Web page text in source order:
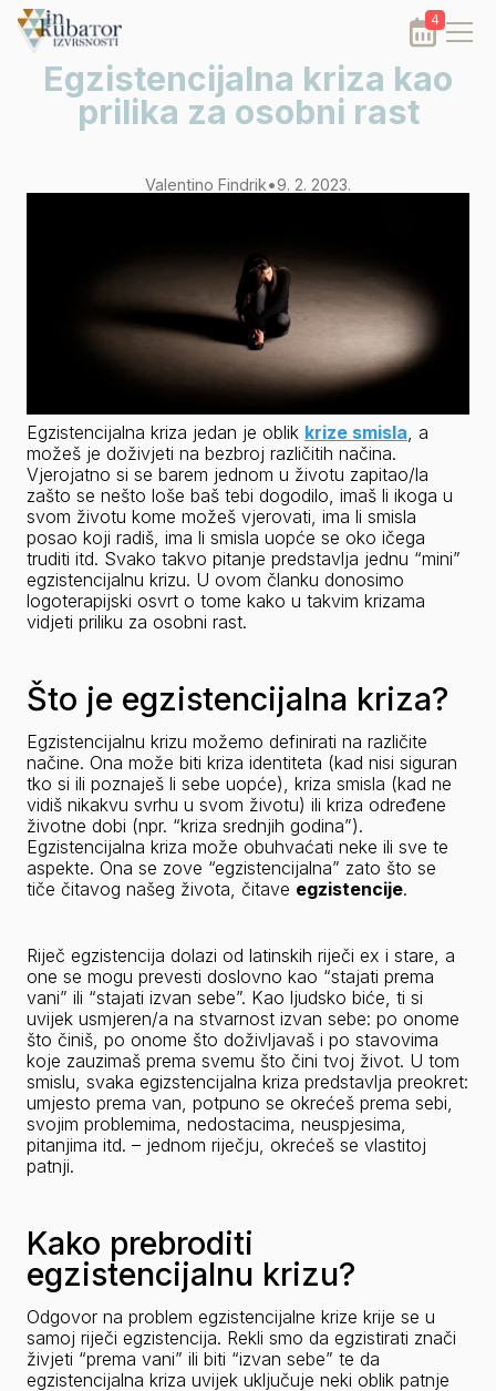
4
Egzistencijalna kriza kao
prilika za osobni rast
Valentino Findrik•9. 2. 2023.
Egzistencijalna kriza jedan je oblik krize smisla, a
možeš je doživjeti na bezbroj različitih načina.
Vjerojatno si se barem jednom u životu zapitao/la
zašto se nešto loše baš tebi dogodilo, imaš li ikoga u
svom životu kome možeš vjerovati, ima li smisla
posao koji radiš, ima li smisla uopće se oko ičega
truditi itd. Svako takvo pitanje predstavlja jednu “mini”
egzistencijalnu krizu. U ovom članku donosimo
logoterapijski osvrt o tome kako u takvim krizama
vidjeti priliku za osobni rast.
Što je egzistencijalna kriza?
Egzistencijalnu krizu možemo definirati na različite
načine. Ona može biti kriza identiteta (kad nisi siguran
tko si ili poznaješ li sebe uopće), kriza smisla (kad ne
vidiš nikakvu svrhu u svom životu) ili kriza određene
životne dobi (npr. “kriza srednjih godina”).
Egzistencijalna kriza može obuhvaćati neke ili sve te
aspekte. Ona se zove “egzistencijalna” zato što se
tiče čitavog našeg života, čitave egzistencije.
Riječ egzistencija dolazi od latinskih riječi ex i stare, a
one se mogu prevesti doslovno kao “stajati prema
vani” ili “stajati izvan sebe”. Kao ljudsko biće, ti si
uvijek usmjeren/a na stvarnost izvan sebe: po onome
što činiš, po onome što doživljavaš i po stavovima
koje zauzimaš prema svemu što čini tvoj život. U tom
smislu, svaka egizstencijalna kriza predstavlja preokret:
umjesto prema van, potpuno se okrećeš prema sebi,
svojim problemima, nedostacima, neuspjesima,
patnji.
Kako prebroditi
egzistencijalnu krizu?
Odgovor na problem egzistencijalne krize krije se u
samoj riječi egzistencija. Rekli smo da egzistirati znači
živjeti “prema vani” ili biti “izvan sebe” te da
egzistencijalna kriza uvijek uključuje neki oblik patnje